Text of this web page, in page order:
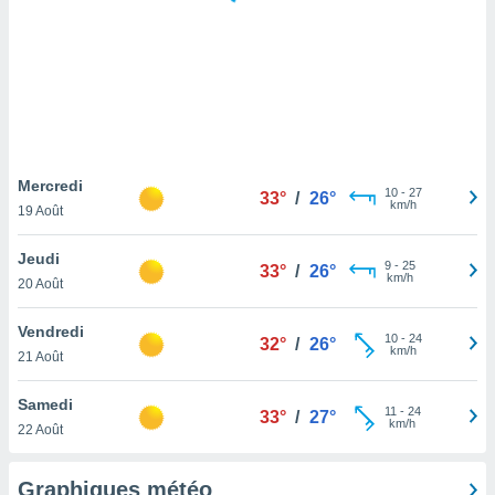
notre
que
et que
Mercredi
19 Août
33° / 26° 10- 27
km/h
Jeudi
20 Août
33° / 26° 9- 25
km/h
Vendredi
21 Août
32° / 26° 10- 24
km/h
Samedi
22 Août
33° / 27° 11 - 24
km/h
Graphiques météo